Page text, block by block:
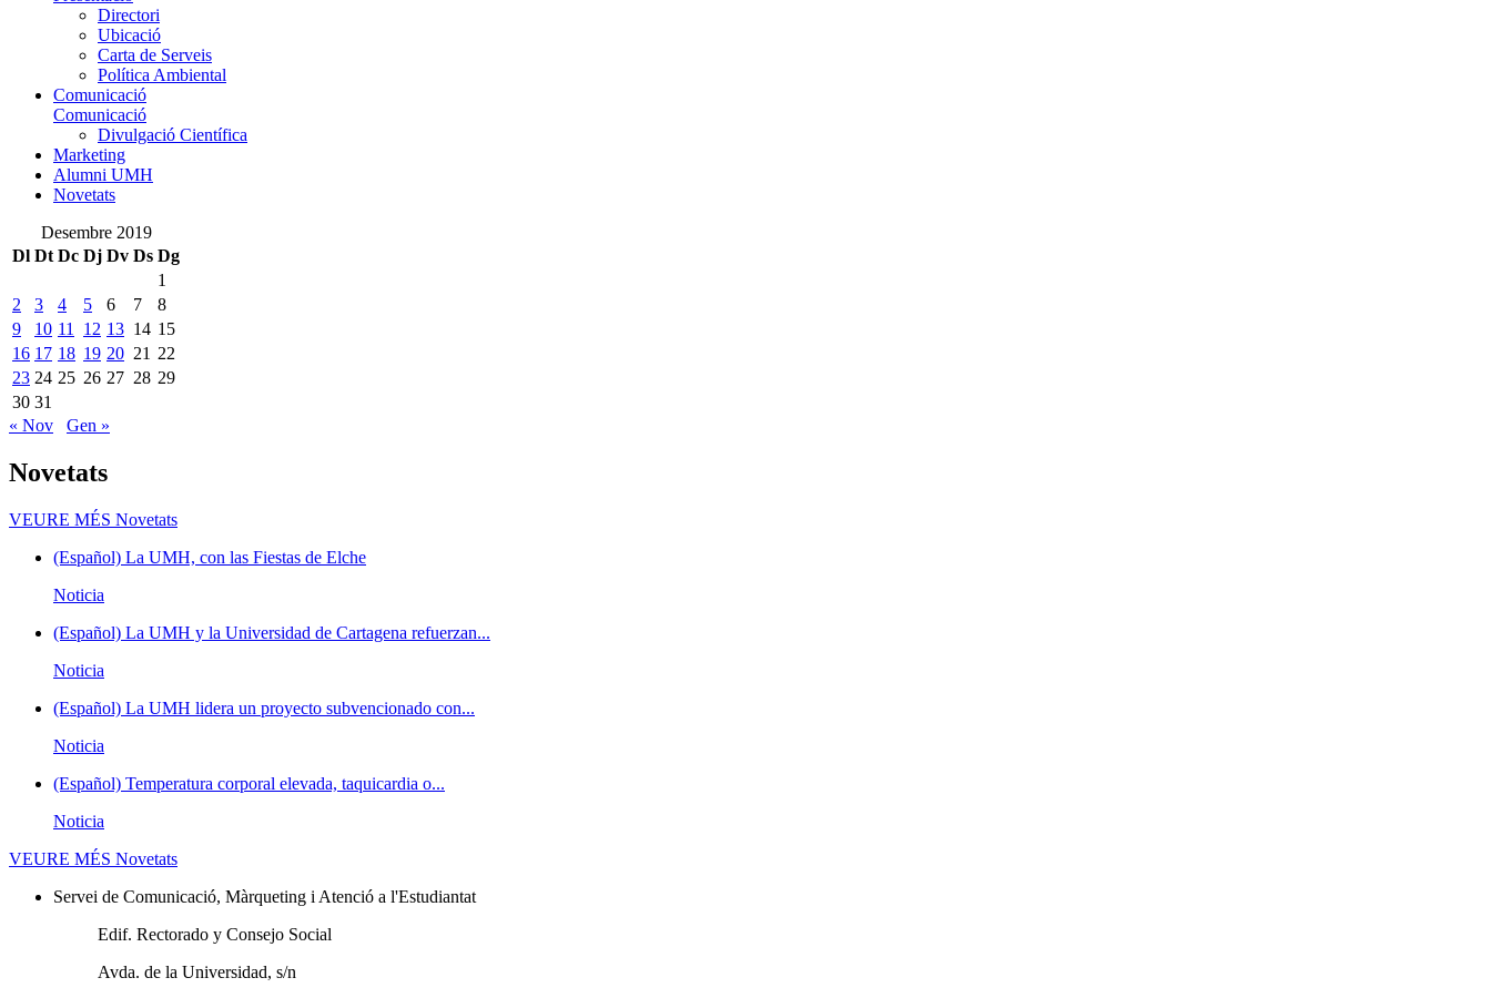
Directori
Ubicació
Carta de Serveis
Política Ambiental
Comunicació
Comunicació
Divulgació Científica
Marketing
Alumni UMH
Novetats
Desembre 2019
Dl Dt Dc Dj Dv Ds Dg
1
2
3 4 5 6 7
8
9
10 11 12 13 14 15
16 17 18 19 20 21 22
23 24 25 26 27 28 29
30 31
« Nov
Gen »
Novetats
VEURE MÉS Novetats
(Español) La UMH, con las Fiestas de Elche
Noticia
(Español) La UMH y la Universidad de Cartagena refuerzan...
Noticia
(Español) La UMH lidera un proyecto subvencionado con...
Noticia
(Español) Temperatura corporal elevada, taquicardia o...
Noticia
VEURE MÉS Novetats
Servei de Comunicació, Màrqueting i Atenció a l'Estudiantat
Edif. Rectorado y Consejo Social
Avda. de la Universidad, s/n